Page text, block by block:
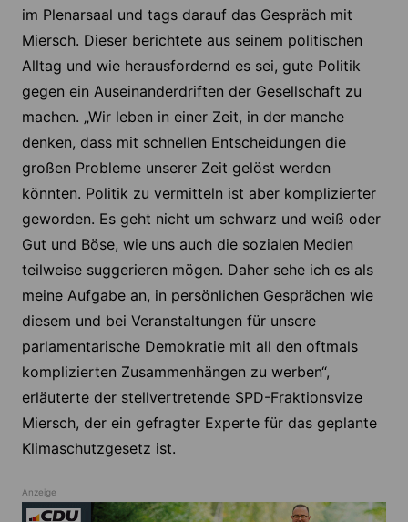
im Plenarsaal und tags darauf das Gespräch mit
Miersch. Dieser berichtete aus seinem politischen
Alltag und wie herausfordernd es sei, gute Politik
gegen ein Auseinanderdriften der Gesellschaft zu
machen. „Wir leben in einer Zeit, in der manche
denken, dass mit schnellen Entscheidungen die
großen Probleme unserer Zeit gelöst werden
könnten. Politik zu vermitteln ist aber komplizierter
geworden. Es geht nicht um schwarz und weiß oder
Gut und Böse, wie uns auch die sozialen Medien
teilweise suggerieren mögen. Daher sehe ich es als
meine Aufgabe an, in persönlichen Gesprächen wie
diesem und bei Veranstaltungen für unsere
parlamentarische Demokratie mit all den oftmals
komplizierten Zusammenhängen zu werben“,
erläuterte der stellvertretende SPD-Fraktionsvize
Miersch, der ein gefragter Experte für das geplante
Klimaschutzgesetz ist.
Anzeige